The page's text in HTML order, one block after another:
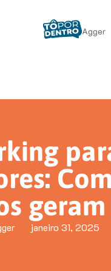
Agger
janeiro 31, 2025